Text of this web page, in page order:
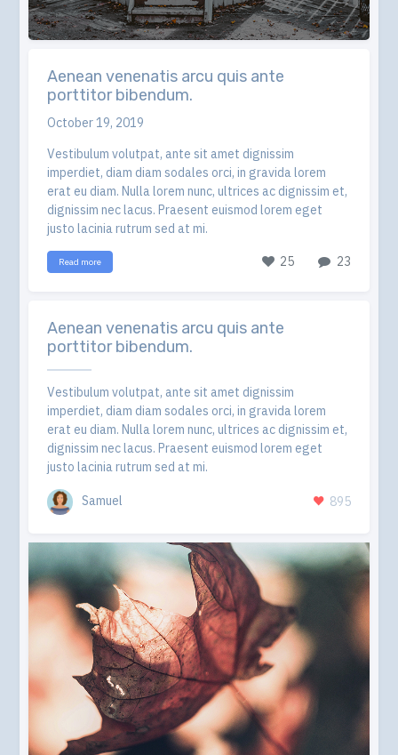
Aenean venenatis arcu quis ante
porttitor bibendum.
October 19, 2019
Vestibulum volutpat, ante sit amet dignissim
imperdiet, diam diam sodales orci, in gravida lorem
erat eu diam. Nulla lorem nunc, ultrices ac dignissim et,
dignissim nec lacus. Praesent euismod lorem eget
justo lacinia rutrum sed at mi.
Read more 25 23
Aenean venenatis arcu quis ante
porttitor bibendum.
Vestibulum volutpat, ante sit amet dignissim
imperdiet, diam diam sodales orci, in gravida lorem
erat eu diam. Nulla lorem nunc, ultrices ac dignissim et,
dignissim nec lacus. Praesent euismod lorem eget
justo lacinia rutrum sed at mi.
Samuel 895